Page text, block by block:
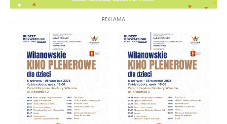
REKLAMA